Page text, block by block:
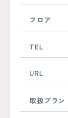
フロア
TEL
URL
取扱ブラン